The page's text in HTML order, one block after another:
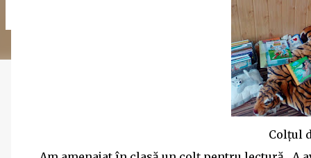
Colțul